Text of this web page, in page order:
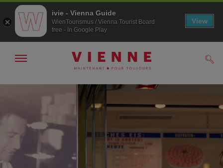
Navigation
Contenu
Afficher
la
ivie - Vienna Guide
WienTourismus / Vienna Tourist Board
free - In Google Play
View